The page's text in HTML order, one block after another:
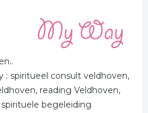
: spiritueel consult veldhoven,
reading Veldhoven,
begeleiding